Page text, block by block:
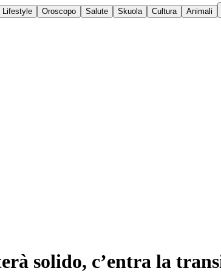
Lifestyle Oroscopo Salute Skuola Cultura Animali
solido, c’entra la